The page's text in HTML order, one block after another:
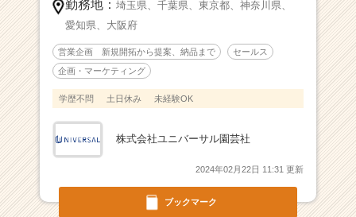
ブックマーク
勤務地： 埼玉県、 千葉県、 東京都、 神奈川県、
愛知県、 大阪府
営業企画 新規開拓から提案、納品まで セールス
企画・マーケティング
学歴不問 土日休み 未経験OK
株式会社ユニバーサル園芸社
2024年02月22日 11:31 更新